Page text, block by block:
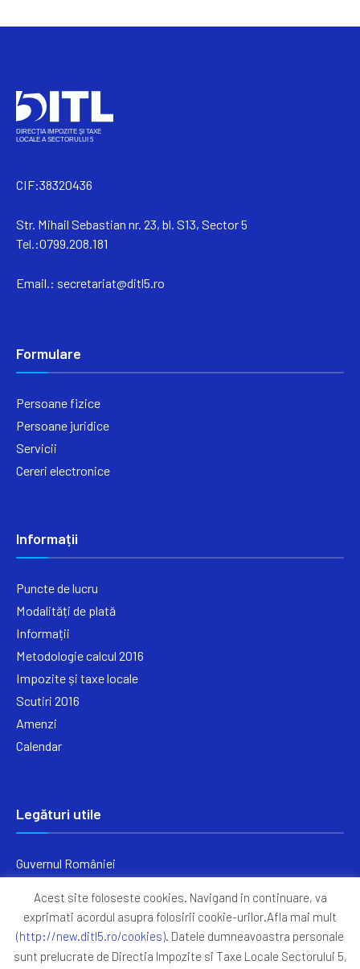
CIF:38320436
Str. Mihail Sebastian nr. 23, bl. S13, Sector 5
Tel.:0799.208.181
Email.: secretariat@ditl5.ro
Formulare
Persoane fizice
Persoane juridice
Servicii
Cereri electronice
Informații
Puncte de lucru
Modalități de plată
Informații
Metodologie calcul 2016
Impozite și taxe locale
Scutiri 2016
Amenzi
Calendar
Legături utile
Guvernul României
Primăria Sectorul 5
ANAF
Acest site foloseste cookies. Navigand in continuare, va
exprimati acordul asupra folosirii cookie-urilor.Afla mai mult
(http://new.ditl5.ro/cookies). Datele dumneavoastra personale
sunt prelucrate de Directia Impozite si Taxe Locale Sectorului 5,